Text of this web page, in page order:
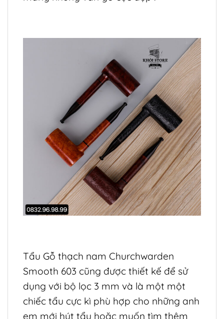
Tẩu Gỗ thạch nam Churchwarden
Smooth 603 cũng được thiết kế để sử
dụng với bộ lọc 3 mm và là một một
chiếc tẩu cực kì phù hợp cho những anh
em mới hút tẩu hoặc muốn tìm thêm